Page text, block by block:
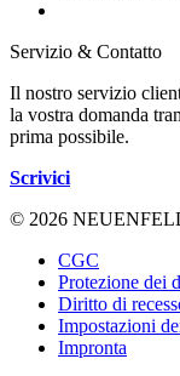
Servizio & Contatto
Il nostro servizio
la vostra domanda
prima possibile.
Scrivici
© 2026
CGC
Protezione dei
Diritto di
Impostazioni
Impronta